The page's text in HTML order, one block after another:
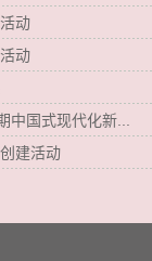
动
动
中国式现代化新...
建活动